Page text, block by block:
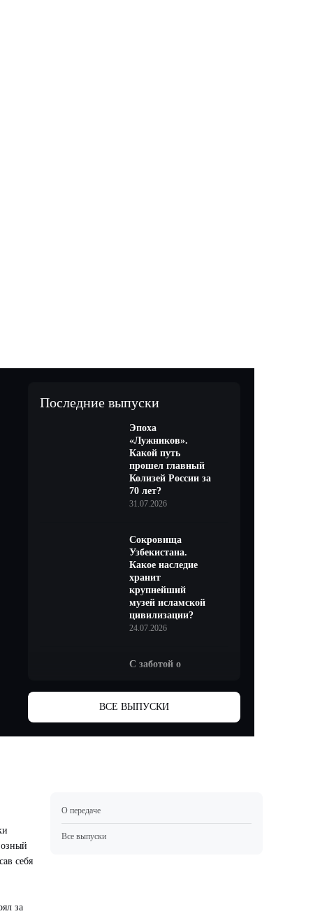
Последние выпуски
Эпоха
«Лужников».
Какой путь
прошел главный
Колизей России за
70 лет?
31.07.2026
Сокровища
Узбекистана.
Какое наследие
хранит
крупнейший
музей исламской
цивилизации?
24.07.2026
С заботой о
сотрудничают
ученые и горная
войну за
ВСЕ ВЫПУСКИ
себя
за
О передаче
Все выпуски